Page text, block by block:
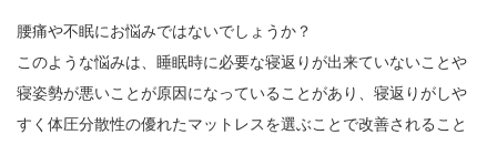
腰痛や不眠にお悩みではないでしょうか？
このような悩みは、睡眠時に必要な寝返りが出来ていないことや
寝姿勢が悪いことが原因になっていることがあり、寝返りがしや
すく体圧分散性の優れたマットレスを選ぶことで改善されること